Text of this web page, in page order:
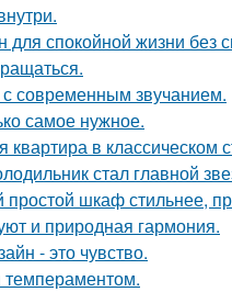
для спокойной жизни без
современным звучанием.
самое нужное.
в классическом
стал главной
шкаф стильнее,
и природная гармония.
- это чувство.
темпераментом.